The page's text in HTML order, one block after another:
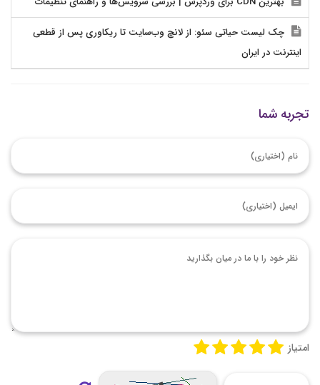
چک لیست حیاتی سئو: از لانچ وب‌سایت تا ریکاوری پس از قطعی
اینترنت در ایران
تجربه شما
امتیاز